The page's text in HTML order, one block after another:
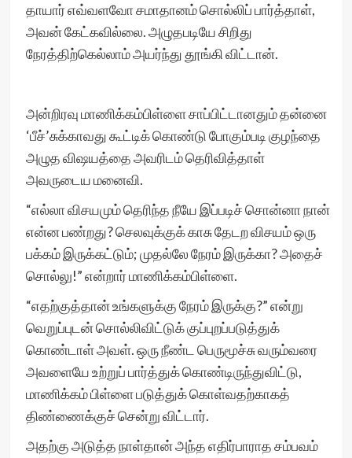
தாயார் எவ்வளவோ சமாதானம் சொல்லிப் பார்த்தாள்,
அவன் கேட்கவில்லை. அழுதபடியே சிறிது
நேரத்திற்கெல்லாம் அயர்ந்து தூங்கி விட்டான்.
அன்றிரவு மாணிக்கம்பிள்ளை சாப்பிட்டானதும் தன்னை
‘பீச்’சுக்காவது கூட்டிக் கொண்டு போகும்படி குழந்தை
அழுத விஷயத்தை அவரிடம் தெரிவித்தாள்
அவருடைய மனைவி.
“எல்லா விசயமும் தெரிந்த நீயே இப்படிச் சொன்னா நான்
என்ன பண்றது? செலவுக்குக் காசு தேடற விசயம் ஒரு
பக்கம் இருக்கட்டும்; முதல்லே நேரம் இருக்கா? அதைச்
சொல்லு!” என்றார் மாணிக்கம்பிள்ளை.
“எதற்குத்தான் உங்களுக்கு நேரம் இருக்கு?” என்று
வெறுப்புடன் சொல்லிவிட்டுக் குப்புறப்படுத்துக்
கொண்டாள் அவள். ஒரு நீண்ட பெருமூச்சு வரும்வரை
அவளையே உற்றுப் பார்த்துக் கொண்டிருந்துவிட்டு,
மாணிக்கம் பிள்ளை படுத்துக் கொள்வதற்காகத்
திண்ணைக்குச் சென்று விட்டார்.
அதற்கு அடுத்த நாள்தான் அந்த எதிர்பாராத சம்பவம்